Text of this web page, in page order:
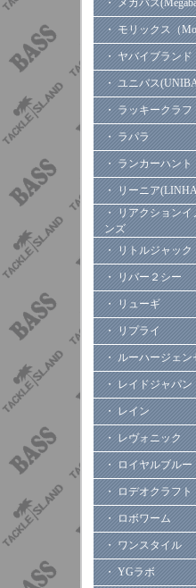
・ メガバス
・ モリックス（
・ ヤバイブランド
・ ユニバス
・ ラッキークラフ
・ ラパラ
・ ランカーハント
・ リーニア(LINHA
・ リアクションイ
ンズ
・ リトルジャック
・ リバー２シー
・ リューギ
・ リプライ
・ ルーハージェン
・ レイドジャパン
・ レイン
・ レヴォニック
・ ロイヤルブルー
・ ロデオクラフト
・ ロボワーム
・ ワンスタイル
・ YGラボ